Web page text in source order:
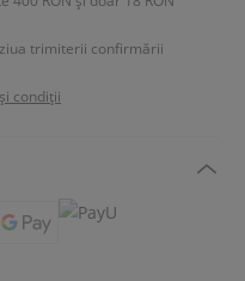
trimiterii confirmării
condiții